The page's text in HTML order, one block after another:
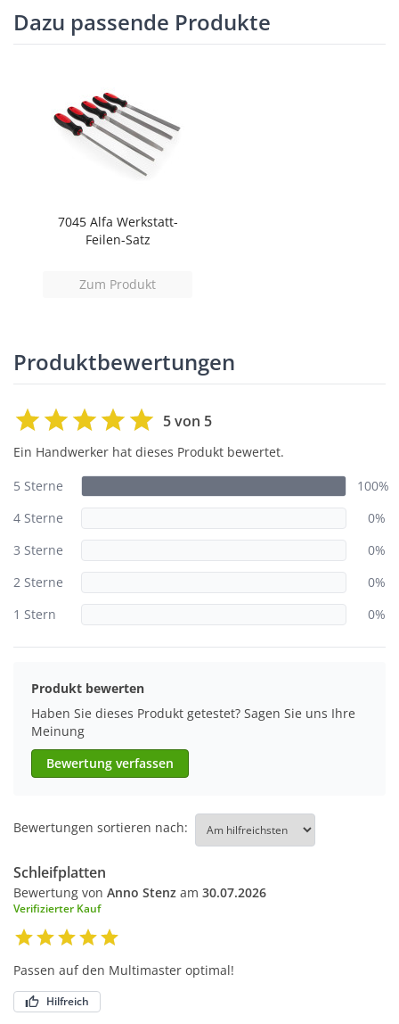
Dazu passende Produkte
7045 Alfa Werkstatt-
Feilen-Satz
Zum Produkt
Produktbewertungen
5 von 5
Ein Handwerker hat dieses Produkt bewertet.
5 Sterne
100%
4 Sterne
0%
3 Sterne
0%
2 Sterne
0%
1 Stern
0%
Produkt bewerten
Haben Sie dieses Produkt getestet? Sagen Sie uns Ihre
Meinung
Bewertung verfassen
Bewertungen sortieren nach:
Schleifplatten
Bewertung von Anno Stenz am 30.07.2026
Verifizierter Kauf
Passen auf den Multimaster optimal!
Hilfreich